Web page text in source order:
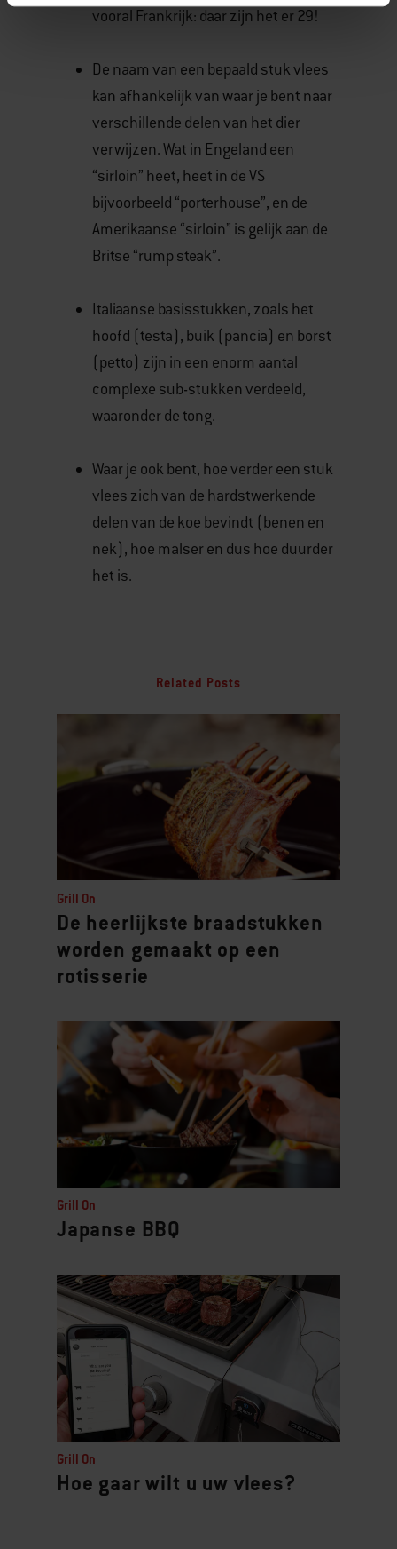
vooral Frankrijk: daar zijn het er 29!
De naam van een bepaald stuk vlees
kan afhankelijk van waar je bent naar
verschillende delen van het dier
verwijzen. Wat in Engeland een
“sirloin” heet, heet in de VS
bijvoorbeeld “porterhouse”, en de
Amerikaanse “sirloin” is gelijk aan de
Britse “rump steak”.
Italiaanse basisstukken, zoals het
hoofd (testa), buik (pancia) en borst
(petto) zijn in een enorm aantal
complexe sub-stukken verdeeld,
waaronder de tong.
Waar je ook bent, hoe verder een stuk
vlees zich van de hardstwerkende
delen van de koe bevindt (benen en
nek), hoe malser en dus hoe duurder
het is.
Related Posts
Grill On
De heerlijkste braadstukken
worden gemaakt op een
rotisserie
Grill On
Japanse BBQ
Grill On
Hoe gaar wilt u uw vlees?